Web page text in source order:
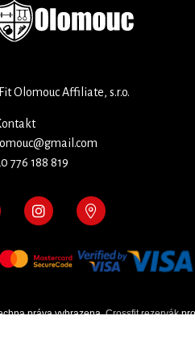
Olomouc Affiliate, s.r.o.
776 188 819
práva vyhrazena.Crossfit rezervákpro